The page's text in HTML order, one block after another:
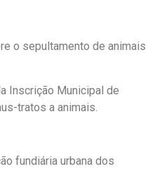
o sepultamento de animais
Inscrição Municipal de
tratos a animais.
fundiária urbana dos